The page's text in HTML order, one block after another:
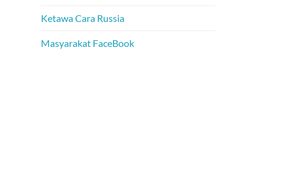
Ketawa Cara Russia
Masyarakat FaceBook